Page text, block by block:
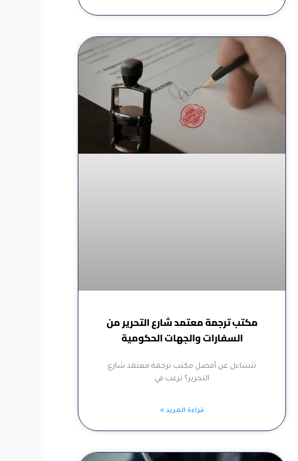
مكتب ترجمة معتمد شارع التحرير من
السفارات والجهات الحكومية
تتساءل عن أفضل مكتب ترجمة معتمد شارع
التحرير؟ ترغب في
قراءة المزيد »